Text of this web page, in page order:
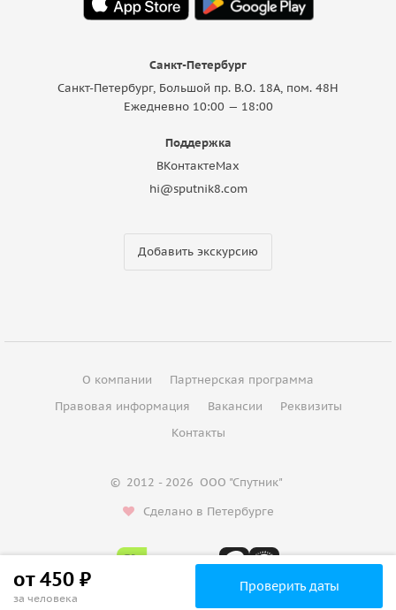
от 450 ₽
за человека
Проверить даты
Санкт-Петербург
Санкт-Петербург, Большой пр. В.О. 18A, пом. 48Н
Ежедневно 10:00 — 18:00
Поддержка
ВКонтактеMax
hi@sputnik8.com
Добавить экскурсию
О компании
Партнерская программа
Правовая информация
Вакансии
Реквизиты
Контакты
© 2012 - 2026 ООО "Спутник"
Сделано в Петербурге